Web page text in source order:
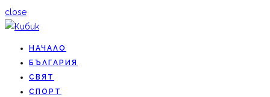
close
НАЧАЛО
БЪЛГАРИЯ
СВЯТ
СПОРТ